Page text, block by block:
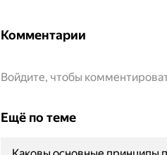
Комментарии
Войдите, чтобы
Ещё по теме